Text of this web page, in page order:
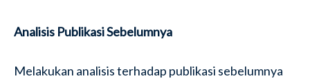
Analisis Publikasi Sebelumnya
Melakukan analisis terhadap publikasi sebelumnya